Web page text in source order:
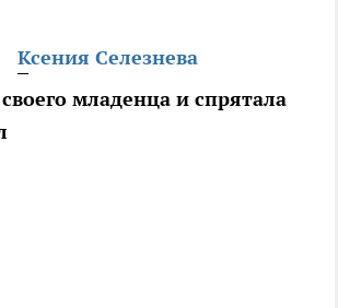
Ксения Селезнева
младенца и спрятала